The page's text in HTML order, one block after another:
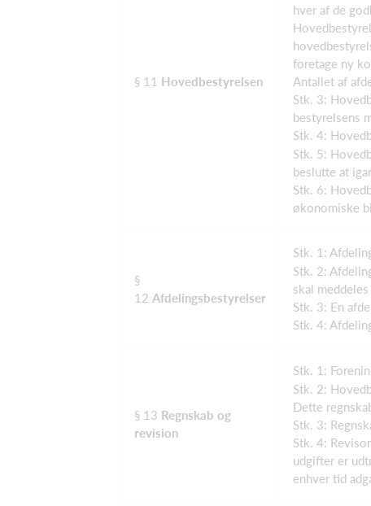
§ 11 Hovedbestyrelsen
hver af de
foretage ny
Antallet af
Stk. 3:
bestyrelsens
Stk. 4:
Stk. 5:
beslutte at
Stk. 6:
økonomiske
§
12 Afdelingsbestyrelser
Stk. 1:
Stk. 2:
skal
Stk. 3: En
Stk. 4:
§ 13 Regnskab og
revision
Stk. 1:
Stk. 2:
Dette
Stk. 3:
Stk. 4:
udgifter er
enhver tid